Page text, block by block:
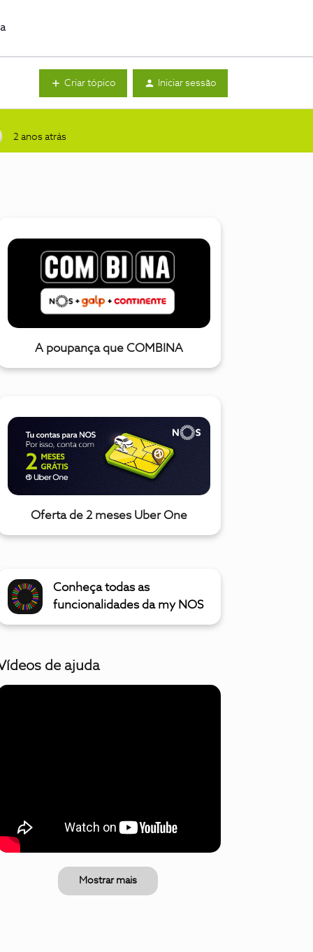
Criar tópico Iniciar sessão
2 anos atrás
A poupança que COMBINA
Oferta de 2 meses Uber One
Conheça todas as
funcionalidades da my NOS
de ajuda
Mostrar mais